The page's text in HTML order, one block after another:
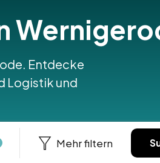
Entdecke
Logistik und
Mehr filtern